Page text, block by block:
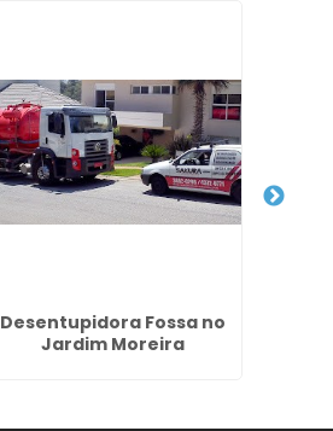
Desentupidora Fossa no
Jardim Moreira